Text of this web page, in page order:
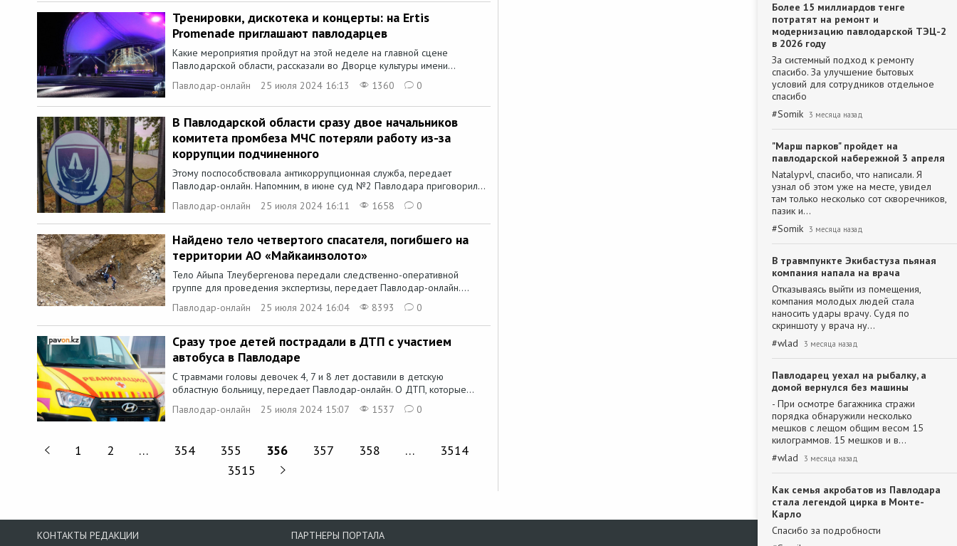
Тренировки, дискотека и концерты: на Ertis
Promenade приглашают павлодарцев
Какие мероприятия пройдут на этой неделе на главной сцене
Павлодарской области, рассказали во Дворце культуры имени...
Павлодар-онлайн
25 июля 2024 16:13 1360 0
В Павлодарской области сразу двое начальников
комитета промбеза МЧС потеряли работу из-за
коррупции подчиненного
Этому поспособствовала антикоррупционная служба, передает
Павлодар-онлайн. Напомним, в июне суд №2 Павлодара приговорил...
Павлодар-онлайн
25 июля 2024 16:11 1658 0
Найдено тело четвертого спасателя, погибшего на
территории АО «Майкаинзолото»
Тело Айыпа Тлеубергенова передали следственно-оперативной
группе для проведения экспертизы, передает Павлодар-онлайн....
Павлодар-онлайн
25 июля 2024 16:04 8393 0
Сразу трое детей пострадали в ДТП с участием
автобуса в Павлодаре
С травмами головы девочек 4, 7 и 8 лет доставили в детскую
областную больницу, передает Павлодар-онлайн. О ДТП, которые...
Павлодар-онлайн
25 июля 2024 15:07 1537 0
1 2 … 354 355 356 357 358 …
3514
3515
Более 15 миллиардов тенге
потратят на ремонт и
модернизацию павлодарской ТЭЦ-2
в 2026 году
За системный подход к ремонту
спасибо. За улучшение бытовых
условий для сотрудников отдельное
спасибо
#Somik 3 месяца назад
"Марш парков" пройдет на
павлодарской набережной 3 апреля
Natalypvl, спасибо, что написали. Я
узнал об этом уже на месте, увидел
там только несколько сот скворечников,
пазик и…
#Somik 3 месяца назад
В травмпункте Экибастуза пьяная
компания напала на врача
Отказываясь выйти из помещения,
компания молодых людей стала
наносить удары врачу. Судя по
скриншоту у врача ну…
#wlad 3 месяца назад
Павлодарец уехал на рыбалку, а
домой вернулся без машины
- При осмотре багажника стражи
порядка обнаружили несколько
мешков с лещом общим весом 15
килограммов. 15 мешков и в…
#wlad 3 месяца назад
Как семья акробатов из Павлодара
стала легендой цирка в Монте-
Карло
Спасибо за подробности
КОНТАКТЫ РЕДАКЦИИ ПАРТНЕРЫ ПОРТАЛА